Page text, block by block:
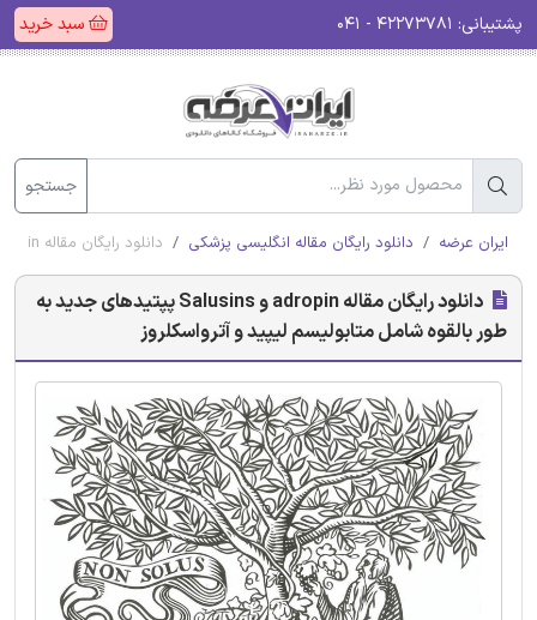
پشتیبانی: سبد خرید
جستجو
ایران عرضه دانلود رایگان مقاله انگلیسی پزشکی دانلود رایگان مقاله adropin و Salusins پپتیدهای جدید به طور بالقوه شامل متابولیسم لیپید و آترواسکلروز
دانلود رایگان مقاله adropin و Salusins پپتیدهای جدید به
طور بالقوه شامل متابولیسم لیپید و آترواسکلروز